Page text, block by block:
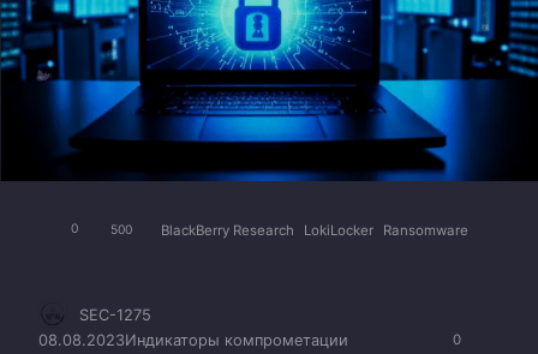
0 500 BlackBerry Research LokiLocker Ransomware
0
SEC-1275
08.08.2023Индикаторы компрометации